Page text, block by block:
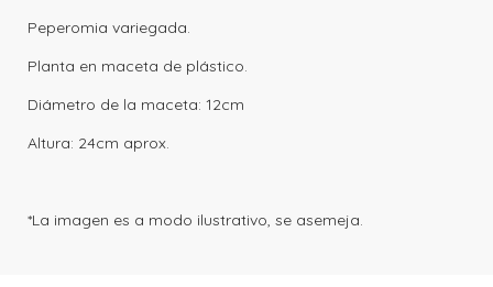
Florería
Plata
Más detalles
Peperomia variegada.
Planta en maceta de plástico.
Diámetro de la maceta: 12cm
Altura: 24cm aprox.
*La imagen es a modo ilustrativo, se asemeja.